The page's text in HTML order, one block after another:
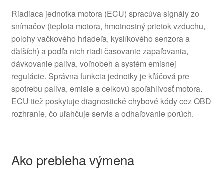
Riadiaca jednotka motora (ECU) spracúva signály zo
snímačov (teplota motora, hmotnostný prietok vzduchu,
polohy vačkového hriadeľa, kyslíkového senzora a
ďalších) a podľa nich riadi časovanie zapaľovania,
dávkovanie paliva, voľnobeh a systém emisnej
regulácie. Správna funkcia jednotky je kľúčová pre
spotrebu paliva, emisie a celkovú spoľahlivosť motora.
ECU tiež poskytuje diagnostické chybové kódy cez OBD
rozhranie, čo uľahčuje servis a odhaľovanie porúch.
Ako prebieha výmena